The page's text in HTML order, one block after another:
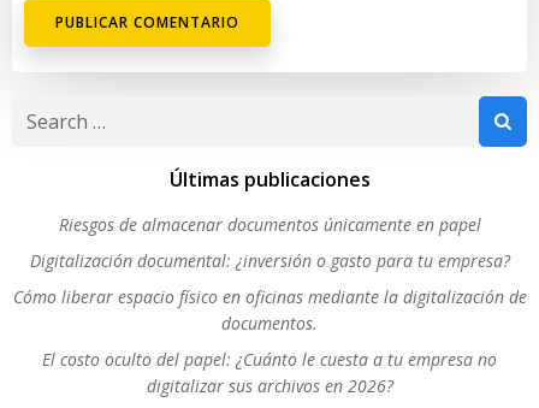
Search
Últimas publicaciones
Riesgos de almacenar documentos únicamente en papel
Digitalización documental: ¿inversión o gasto para tu empresa?
Cómo liberar espacio físico en oficinas mediante la digitalización de
documentos.
El costo oculto del papel: ¿Cuánto le cuesta a tu empresa no
digitalizar sus archivos en 2026?